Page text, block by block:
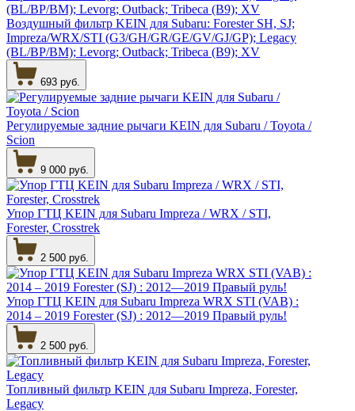
Воздушный фильтр KEIN для Subaru: Forester SH, SJ;
Impreza/WRX/STI (G3/GH/GR/GE/GV/GJ/GP); Legacy
(BL/BP/BM); Levorg; Outback; Tribeca (B9); XV
693 руб.
Регулируемые задние рычаги KEIN для Subaru / Toyota /
Scion
9 000 руб.
Упор ГТЦ KEIN для Subaru Impreza / WRX / STI,
Forester, Crosstrek
2 500 руб.
Упор ГТЦ KEIN для Subaru Impreza WRX STI (VAB) :
2014 – 2019 Forester (SJ) : 2012—2019 Правый руль!
2 500 руб.
Топливный фильтр KEIN для Subaru Impreza, Forester,
Legacy